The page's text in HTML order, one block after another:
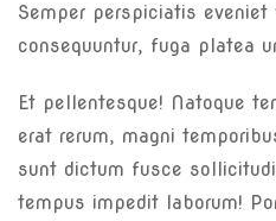
Semper perspiciatis eveniet
consequuntur, fuga platea
Et pellentesque! Natoque
erat rerum, magni
sunt dictum fusce
tempus impedit laborum!